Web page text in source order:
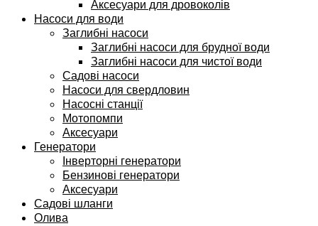
Аксесуари для дровоколів
Насоси для води
Заглибні насоси
Заглибні насоси для брудної води
Заглибні насоси для чистої води
Садові насоси
Насоси для свердловин
Насосні станції
Мотопомпи
Аксесуари
Генератори
Інверторні генератори
Бензинові генератори
Аксесуари
Садові шланги
Олива